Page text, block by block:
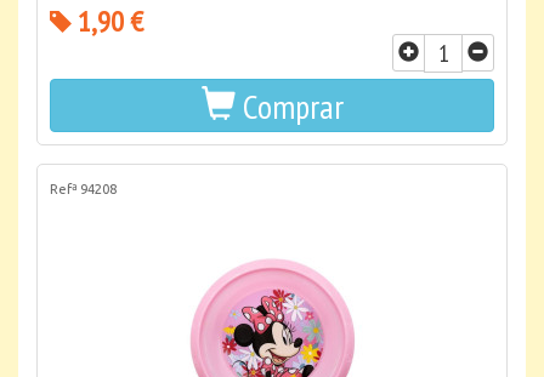
1,90 €
Comprar
Refª 94208